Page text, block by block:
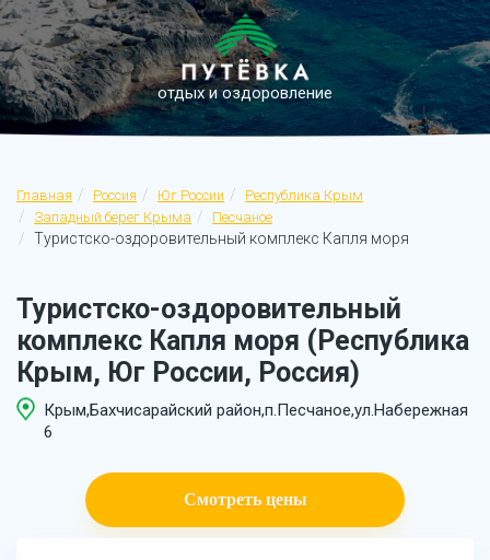
отдых и оздоровление
Главная Россия Юг России
Республика Крым
Западный берег Крыма
Песчаное
Туристско-оздоровительный комплекс Капля моря
Туристско-оздоровительный
комплекс Капля моря (Республика
Крым, Юг России, Россия)
Крым,Бахчисарайский район,п.Песчаное,ул.Набережная
6
Смотреть цены